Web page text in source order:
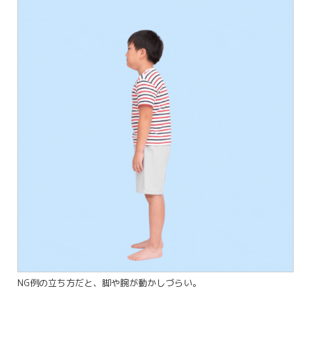
NG例の立ち方だと、脚や腕が動かしづらい。